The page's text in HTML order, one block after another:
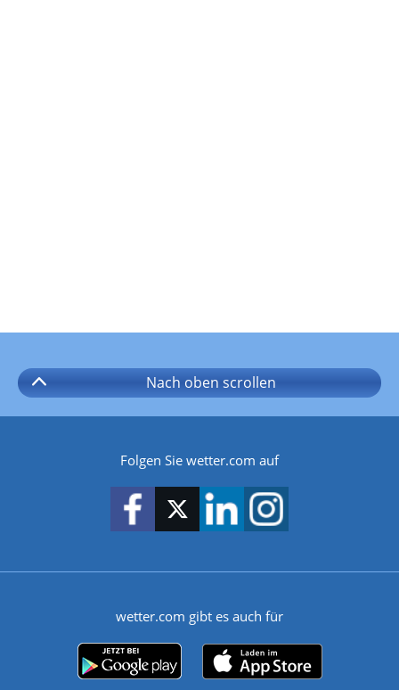
Nach oben scrollen
Folgen Sie wetter.com auf
wetter.com gibt es auch für